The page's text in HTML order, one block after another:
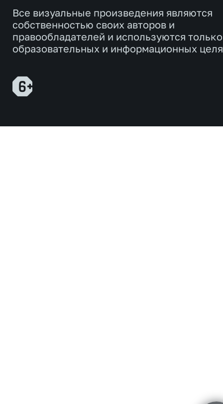
Все визуальные произведения являются
собственностью своих авторов и
правообладателей и используются
образовательных и информационных